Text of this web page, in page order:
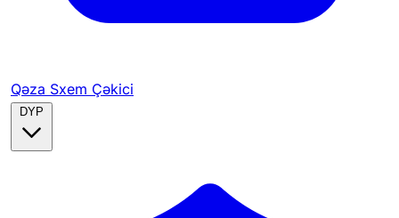
Qəza Sxem Çəkici
DYP